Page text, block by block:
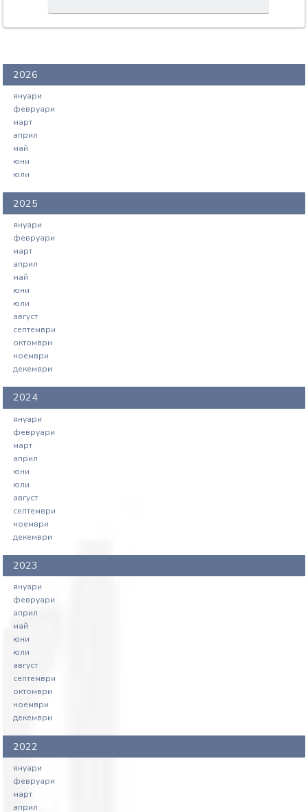
2026
януари
февруари
март
април
май
юни
юли
2025
януари
февруари
март
април
май
юни
юли
август
септември
октомври
ноември
декември
2024
януари
февруари
март
април
юни
юли
август
септември
ноември
декември
2023
януари
февруари
април
май
юни
юли
август
септември
октомври
ноември
декември
2022
януари
февруари
март
април